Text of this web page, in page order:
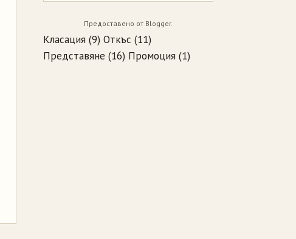
Предоставено от Blogger.
Класация (9) Откъс (11)
Представяне (16) Промоция (1)